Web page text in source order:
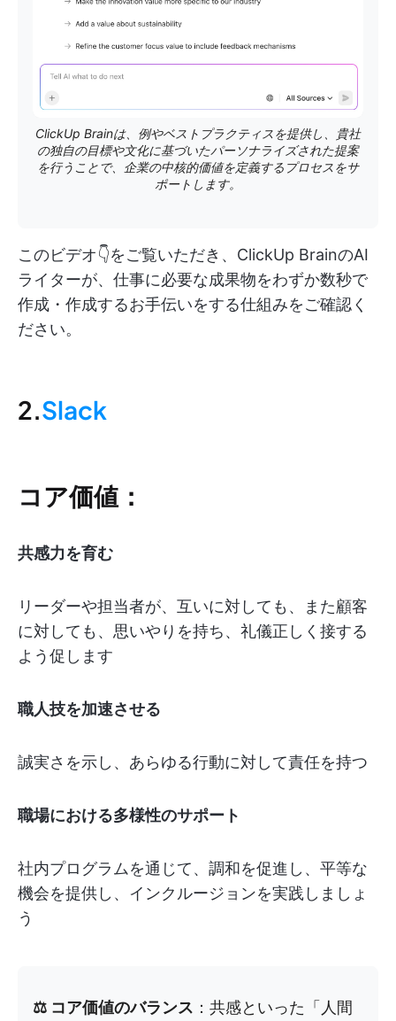
ClickUp Brainは、例やベストプラクティスを提供し、貴社
の独自の目標や文化に基づいたパーソナライズされた提案
を行うことで、企業の中核的価値を定義するプロセスをサ
ポートします。
このビデオ👇をご覧いただき、ClickUp BrainのAI
ライターが、仕事に必要な成果物をわずか数秒で
作成・作成するお手伝いをする仕組みをご確認く
ださい。
2.Slack
コア価値：
共感力を育む
リーダーや担当者が、互いに対しても、また顧客
に対しても、思いやりを持ち、礼儀正しく接する
よう促します
職人技を加速させる
誠実さを示し、あらゆる行動に対して責任を持つ
職場における多様性のサポート
社内プログラムを通じて、調和を促進し、平等な
機会を提供し、インクルージョンを実践しましょ
う
⚖️ コア価値のバランス ：共感といった「人間